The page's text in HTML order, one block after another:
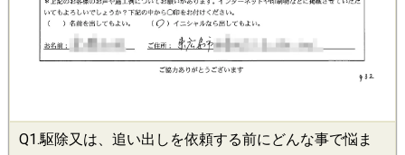
Q1.駆除又は、追い出しを依頼する前にどんな事で悩ま